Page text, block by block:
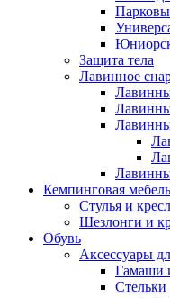
Защита тела
Лавинное
Кемпинговая мебель
Стулья и
Шезлонги и
Обувь
Аксессуары
Гамаши
Стельки